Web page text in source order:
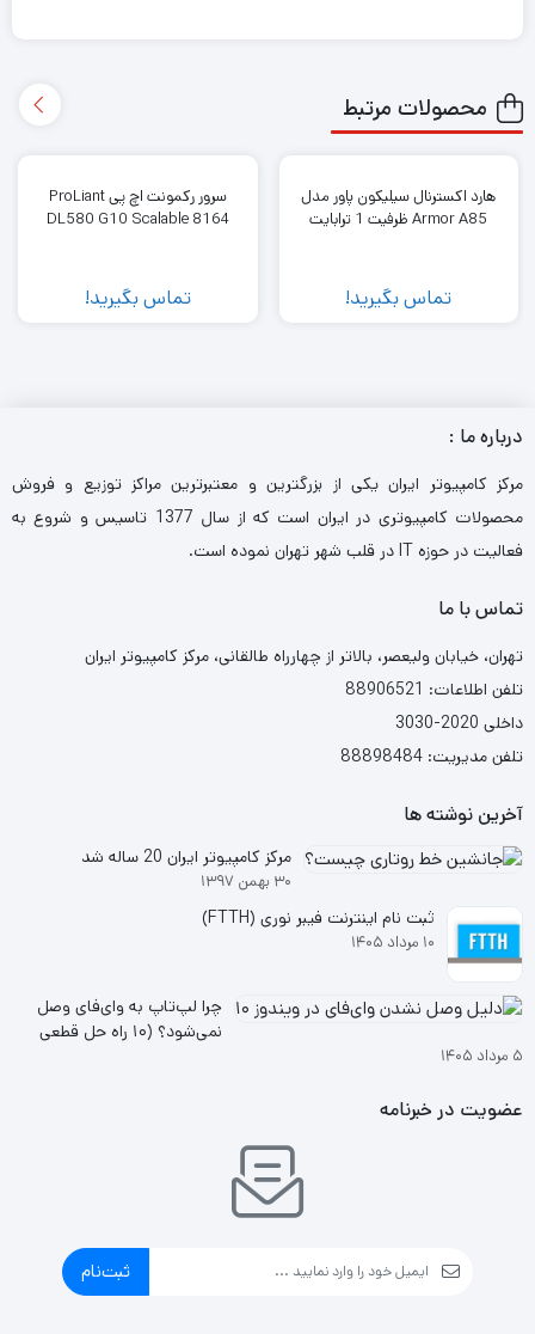
دقیق‌تر Voltage Regulation کمتر از %2 برای شاخه‌های خروجی
های درجه 1 ساخت کمپانی SamXon از نوع 105C در تمامی
مصرف انرژی (Efficiency) حداکثر %89 فراتر از گواهینامه
80Plus Bronze مجـهز به کابل های تماماً تـخت (Flat) مشـکی
10 سال خدمات پس از فروش
POWER GREEN GP-700A GED منبع تغذیه گرین
محصولات مرتبط
هارد اکسترنال سیلیکون پاور مدل
Armor A85 ظرفیت 1 ترابایت
تماس بگیرید!
سرور رکمونت اچ پی ProLiant
DL580 G10 Scalable 8164
تماس بگیرید!
درباره ما :
مرکز کامپیوتر ایران یکی از بزرگترین و معتبرترین مراکز توزیع و فروش
محصولات کامپیوتری در ایران است که از سال 1377 تاسیس و شروع به
فعالیت در حوزه IT در قلب شهر تهران نموده است.
تماس با ما
تهران، خیابان ولیعصر، بالاتر از چهارراه طالقانی، مرکز کامپیوتر ایران
تلفن اطلاعات: 88906521
داخلی 2020-3030
تلفن مدیریت: 88898484
آخرین نوشته ها
مرکز کامپیوتر ایران 20 ساله شد
۳۰ بهمن ۱۳۹۷
ثبت نام اینترنت فیبر نوری (FTTH)
۱۰ مرداد ۱۴۰۵
چرا لپ‌تاپ به وای‌فای وصل
نمی‌شود؟ (۱۰ راه حل قطعی
۵ مرداد ۱۴۰۵
عضویت در خبرنامه
ثبت‌نام